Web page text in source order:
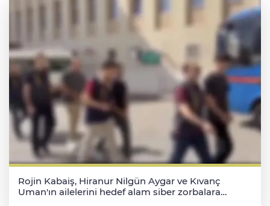
Rojin Kabaiş, Hiranur Nilgün Aygar ve Kıvanç
Uman'ın ailelerini hedef alam siber zorbalara